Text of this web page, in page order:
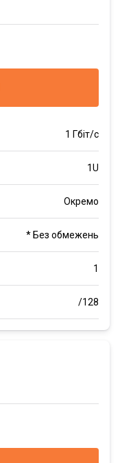
1 Гбіт/с
1U
Окремо
* Без обмежень
1
/128